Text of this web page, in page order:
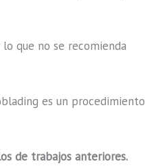
que no se recomienda
es un procedimiento
de trabajos anteriores.